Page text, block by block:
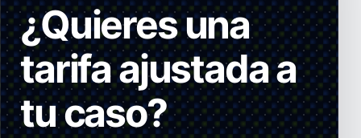
¿Quieres una
tarifa ajustada a
tu caso?